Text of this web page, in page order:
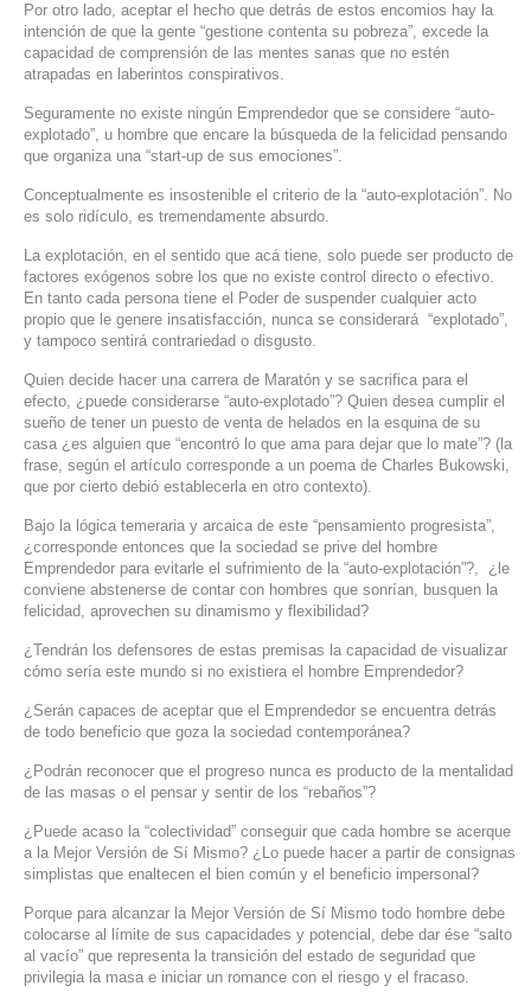
Por otro lado, aceptar el hecho que detrás de estos encomios hay la
intención de que la gente “gestione contenta su pobreza”, excede la
capacidad de comprensión de las mentes sanas que no estén
atrapadas en laberintos conspirativos.
Seguramente no existe ningún Emprendedor que se considere “auto-
explotado”, u hombre que encare la búsqueda de la felicidad pensando
que organiza una “start-up de sus emociones”.
Conceptualmente es insostenible el criterio de la “auto-explotación”. No
es solo ridículo, es tremendamente absurdo.
La explotación, en el sentido que acá tiene, solo puede ser producto de
factores exógenos sobre los que no existe control directo o efectivo.
En tanto cada persona tiene el Poder de suspender cualquier acto
propio que le genere insatisfacción, nunca se considerará “explotado”,
y tampoco sentirá contrariedad o disgusto.
Quien decide hacer una carrera de Maratón y se sacrifica para el
efecto, ¿puede considerarse “auto-explotado”? Quien desea cumplir el
sueño de tener un puesto de venta de helados en la esquina de su
casa ¿es alguien que “encontró lo que ama para dejar que lo mate”? (la
frase, según el artículo corresponde a un poema de Charles Bukowski,
que por cierto debió establecerla en otro contexto).
Bajo la lógica temeraria y arcaica de este “pensamiento progresista”,
¿corresponde entonces que la sociedad se prive del hombre
Emprendedor para evitarle el sufrimiento de la “auto-explotación”?, ¿le
conviene abstenerse de contar con hombres que sonrían, busquen la
felicidad, aprovechen su dinamismo y flexibilidad?
¿Tendrán los defensores de estas premisas la capacidad de visualizar
cómo sería este mundo si no existiera el hombre Emprendedor?
¿Serán capaces de aceptar que el Emprendedor se encuentra detrás
de todo beneficio que goza la sociedad contemporánea?
¿Podrán reconocer que el progreso nunca es producto de la mentalidad
de las masas o el pensar y sentir de los “rebaños”?
¿Puede acaso la “colectividad” conseguir que cada hombre se acerque
a la Mejor Versión de Sí Mismo? ¿Lo puede hacer a partir de consignas
simplistas que enaltecen el bien común y el beneficio impersonal?
Porque para alcanzar la Mejor Versión de Sí Mismo todo hombre debe
colocarse al límite de sus capacidades y potencial, debe dar ése “salto
al vacío” que representa la transición del estado de seguridad que
privilegia la masa e iniciar un romance con el riesgo y el fracaso.